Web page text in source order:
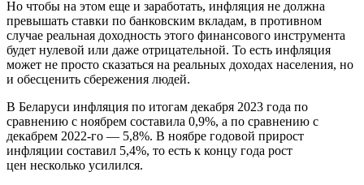
Но чтобы на этом еще и заработать, инфляция не должна
превышать ставки по банковским вкладам, в противном
случае реальная доходность этого финансового инструмента
будет нулевой или даже отрицательной. То есть инфляция
может не просто сказаться на реальных доходах населения, но
и обесценить сбережения людей.
В Беларуси инфляция по итогам декабря 2023 года по
сравнению с ноябрем составила 0,9%, а по сравнению с
декабрем 2022-го — 5,8%. В ноябре годовой прирост
инфляции составил 5,4%, то есть к концу года рост
цен несколько усилился.